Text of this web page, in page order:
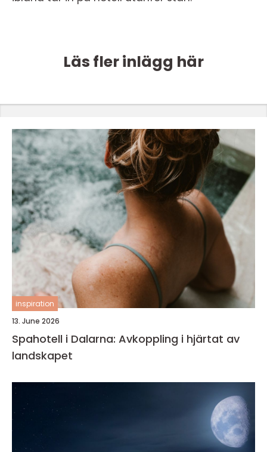
Läs fler inlägg här
inspiration
13. June 2026
Spahotell i Dalarna: Avkoppling i hjärtat av
landskapet